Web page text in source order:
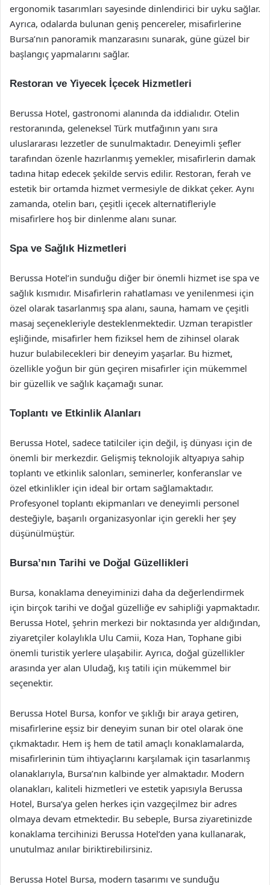
ergonomik tasarımları sayesinde dinlendirici bir uyku sağlar.
Ayrıca, odalarda bulunan geniş pencereler, misafirlerine
Bursa’nın panoramik manzarasını sunarak, güne güzel bir
başlangıç yapmalarını sağlar.
Restoran ve Yiyecek İçecek Hizmetleri
Berussa Hotel, gastronomi alanında da iddialıdır. Otelin
restoranında, geleneksel Türk mutfağının yanı sıra
uluslararası lezzetler de sunulmaktadır. Deneyimli şefler
tarafından özenle hazırlanmış yemekler, misafirlerin damak
tadına hitap edecek şekilde servis edilir. Restoran, ferah ve
estetik bir ortamda hizmet vermesiyle de dikkat çeker. Aynı
zamanda, otelin barı, çeşitli içecek alternatifleriyle
misafirlere hoş bir dinlenme alanı sunar.
Spa ve Sağlık Hizmetleri
Berussa Hotel’in sunduğu diğer bir önemli hizmet ise spa ve
sağlık kısmıdır. Misafirlerin rahatlaması ve yenilenmesi için
özel olarak tasarlanmış spa alanı, sauna, hamam ve çeşitli
masaj seçenekleriyle desteklenmektedir. Uzman terapistler
eşliğinde, misafirler hem fiziksel hem de zihinsel olarak
huzur bulabilecekleri bir deneyim yaşarlar. Bu hizmet,
özellikle yoğun bir gün geçiren misafirler için mükemmel
bir güzellik ve sağlık kaçamağı sunar.
Toplantı ve Etkinlik Alanları
Berussa Hotel, sadece tatilciler için değil, iş dünyası için de
önemli bir merkezdir. Gelişmiş teknolojik altyapıya sahip
toplantı ve etkinlik salonları, seminerler, konferanslar ve
özel etkinlikler için ideal bir ortam sağlamaktadır.
Profesyonel toplantı ekipmanları ve deneyimli personel
desteğiyle, başarılı organizasyonlar için gerekli her şey
düşünülmüştür.
Bursa’nın Tarihi ve Doğal Güzellikleri
Bursa, konaklama deneyiminizi daha da değerlendirmek
için birçok tarihi ve doğal güzelliğe ev sahipliği yapmaktadır.
Berussa Hotel, şehrin merkezi bir noktasında yer aldığından,
ziyaretçiler kolaylıkla Ulu Camii, Koza Han, Tophane gibi
önemli turistik yerlere ulaşabilir. Ayrıca, doğal güzellikler
arasında yer alan Uludağ, kış tatili için mükemmel bir
seçenektir.
Berussa Hotel Bursa, konfor ve şıklığı bir araya getiren,
misafirlerine eşsiz bir deneyim sunan bir otel olarak öne
çıkmaktadır. Hem iş hem de tatil amaçlı konaklamalarda,
misafirlerinin tüm ihtiyaçlarını karşılamak için tasarlanmış
olanaklarıyla, Bursa’nın kalbinde yer almaktadır. Modern
olanakları, kaliteli hizmetleri ve estetik yapısıyla Berussa
Hotel, Bursa’ya gelen herkes için vazgeçilmez bir adres
olmaya devam etmektedir. Bu sebeple, Bursa ziyaretinizde
konaklama tercihinizi Berussa Hotel’den yana kullanarak,
unutulmaz anılar biriktirebilirsiniz.
Berussa Hotel Bursa, modern tasarımı ve sunduğu